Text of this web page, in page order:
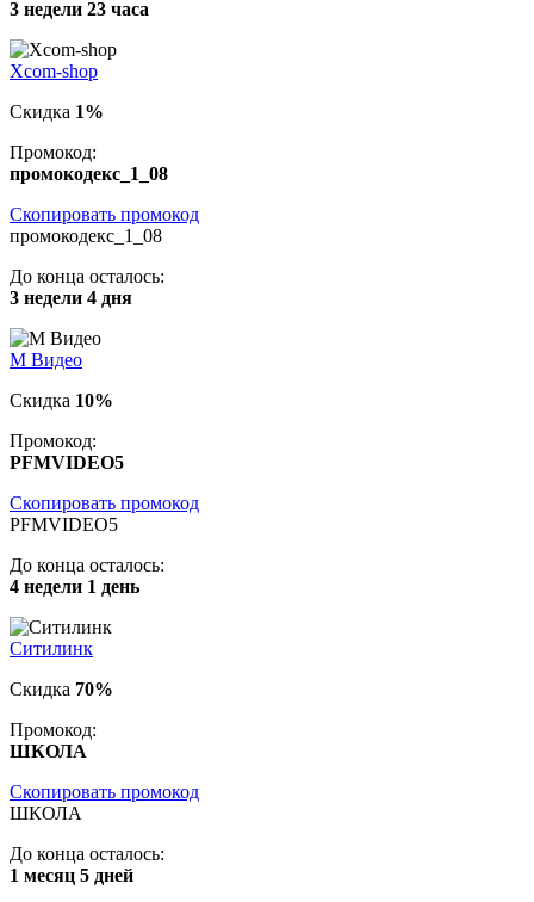
3 недели 23 часа
Xcom-shop
Скидка 1%
Промокод:
промокодекс_1_08
Скопировать промокод
промокодекс_1_08
До конца осталось:
3 недели 4 дня
М Видео
Скидка 10%
Промокод:
PFMVIDEO5
Скопировать промокод
PFMVIDEO5
До конца осталось:
4 недели 1 день
Ситилинк
Скидка 70%
Промокод:
ШКОЛА
Скопировать промокод
ШКОЛА
До конца осталось:
1 месяц 5 дней